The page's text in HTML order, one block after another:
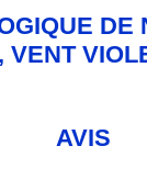
AVIS